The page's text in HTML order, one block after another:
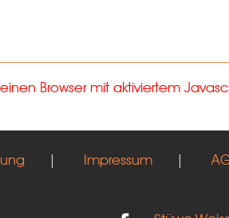
Browser mit aktiviertem
| Impressum |